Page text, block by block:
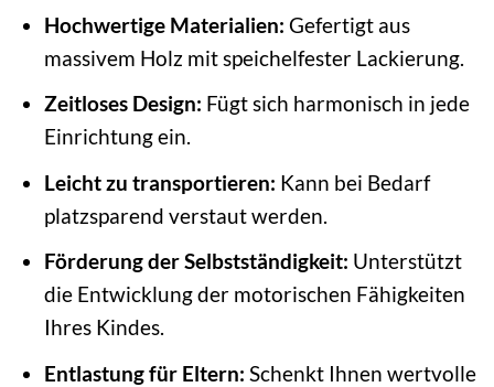
Hochwertige Materialien: Gefertigt aus
massivem Holz mit speichelfester Lackierung.
Zeitloses Design: Fügt sich harmonisch in jede
Einrichtung ein.
Leicht zu transportieren: Kann bei Bedarf
platzsparend verstaut werden.
Förderung der Selbstständigkeit: Unterstützt
die Entwicklung der motorischen Fähigkeiten
Ihres Kindes.
Entlastung für Eltern: Schenkt Ihnen wertvolle